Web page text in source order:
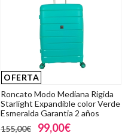
OFERTA
Roncato Modo Mediana Rigida
Starlight Expandible color Verde
Esmeralda Garantia 2 años
155,00€
99,00€